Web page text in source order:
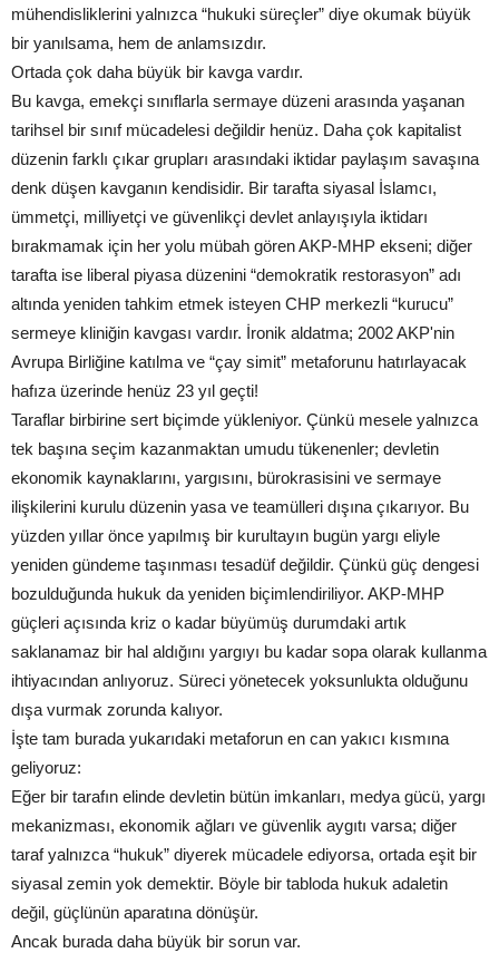
mühendisliklerini yalnızca “hukuki süreçler” diye okumak büyük
bir yanılsama, hem de anlamsızdır.
Ortada çok daha büyük bir kavga vardır.
Bu kavga, emekçi sınıflarla sermaye düzeni arasında yaşanan
tarihsel bir sınıf mücadelesi değildir henüz. Daha çok kapitalist
düzenin farklı çıkar grupları arasındaki iktidar paylaşım savaşına
denk düşen kavganın kendisidir. Bir tarafta siyasal İslamcı,
ümmetçi, milliyetçi ve güvenlikçi devlet anlayışıyla iktidarı
bırakmamak için her yolu mübah gören AKP-MHP ekseni; diğer
tarafta ise liberal piyasa düzenini “demokratik restorasyon” adı
altında yeniden tahkim etmek isteyen CHP merkezli “kurucu”
sermeye kliniğin kavgası vardır. İronik aldatma; 2002 AKP'nin
Avrupa Birliğine katılma ve “çay simit” metaforunu hatırlayacak
hafıza üzerinde henüz 23 yıl geçti!
Taraflar birbirine sert biçimde yükleniyor. Çünkü mesele yalnızca
tek başına seçim kazanmaktan umudu tükenenler; devletin
ekonomik kaynaklarını, yargısını, bürokrasisini ve sermaye
ilişkilerini kurulu düzenin yasa ve teamülleri dışına çıkarıyor. Bu
yüzden yıllar önce yapılmış bir kurultayın bugün yargı eliyle
yeniden gündeme taşınması tesadüf değildir. Çünkü güç dengesi
bozulduğunda hukuk da yeniden biçimlendiriliyor. AKP-MHP
güçleri açısında kriz o kadar büyümüş durumdaki artık
saklanamaz bir hal aldığını yargıyı bu kadar sopa olarak kullanma
ihtiyacından anlıyoruz. Süreci yönetecek yoksunlukta olduğunu
dışa vurmak zorunda kalıyor.
İşte tam burada yukarıdaki metaforun en can yakıcı kısmına
geliyoruz:
Eğer bir tarafın elinde devletin bütün imkanları, medya gücü, yargı
mekanizması, ekonomik ağları ve güvenlik aygıtı varsa; diğer
taraf yalnızca “hukuk” diyerek mücadele ediyorsa, ortada eşit bir
siyasal zemin yok demektir. Böyle bir tabloda hukuk adaletin
değil, güçlünün aparatına dönüşür.
Ancak burada daha büyük bir sorun var.